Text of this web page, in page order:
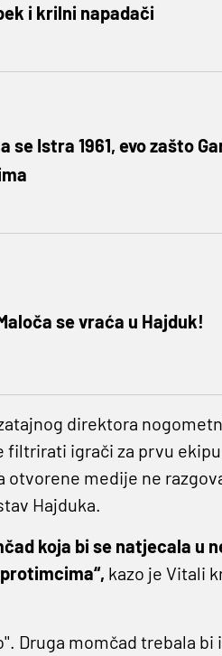
i krilni napadači
se Istra 1961, evo zašto
se vraća u Hajduk!
direktora
filtrirati igrači za prvu
otvorene medije ne
Hajduka.
koja bi se natjecala u
kazo je Vitali
Druga momčad trebala